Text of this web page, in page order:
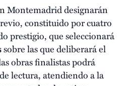
Montemadrid designarán
constituido por cuatro
prestigio, que seleccionará
sobre las que deliberará el
obras finalistas podrá
lectura, atendiendo a la